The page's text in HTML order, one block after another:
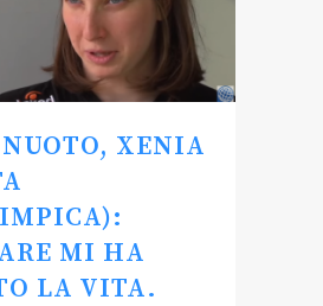
NUOTO, XENIA
MI HA
LA VITA.